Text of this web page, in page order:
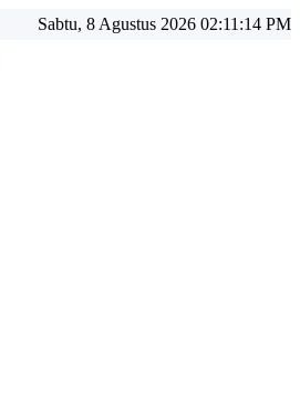
Sabtu, 8 Agustus 2026 02:11:17 PM